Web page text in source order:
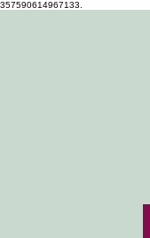
357590614967133.